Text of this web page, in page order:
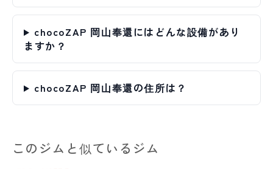
chocoZAP 岡山奉還にはどんな設備があり
ますか？
chocoZAP 岡山奉還の住所は？
このジムと似ているジム